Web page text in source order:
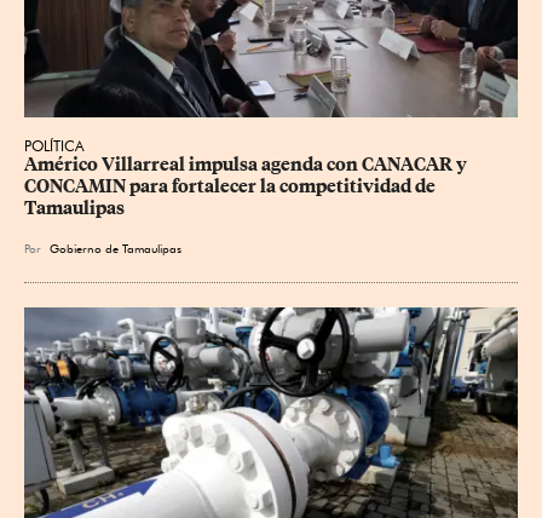
POLÍTICA
Américo Villarreal impulsa agenda con CANACAR y
CONCAMIN para fortalecer la competitividad de
Tamaulipas
Por Gobierno de Tamaulipas